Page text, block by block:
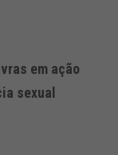
em ação
sexual